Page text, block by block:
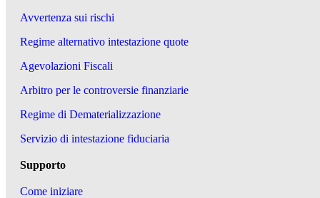
Avvertenza sui rischi
Regime alternativo intestazione quote
Agevolazioni Fiscali
Arbitro per le controversie finanziarie
Regime di Dematerializzazione
Servizio di intestazione fiduciaria
Supporto
Come iniziare